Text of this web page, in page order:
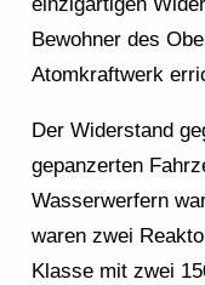
einzigartigen
Bewohner des
Atomkraftwerk
Der Widerstand
gepanzerten
Wasserwerfern
waren zwei
Klasse mit zwei